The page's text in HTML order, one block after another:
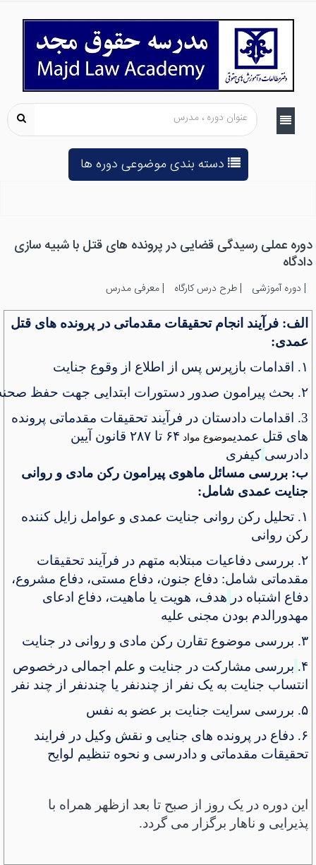
دوره عملی رسیدگی قضایی در پرونده های قتل با شبیه سازی
دادگاه
| دوره آموزشی | طرح درس کارگاه | معرفی مدرس
الف: فرآیند انجام تحقیقات مقدماتی در پرونده های قتل
عمدی:
۱.
اقدامات بازپرس پس از اطلاع از وقوع جنایت
۲. بحث پیرامون صدور دستورات ابتدایی جهت حفظ
3
. اقدامات دادستان در فرآیند تحقیقات مقدماتی پرونده
های قتل عمدیموضوع مواد ۶۴ تا ۲۸۷ قانون آیین
دادرسی کیفری
ب: بررسی مسائل ماهوی پیرامون رکن مادی و روانی
جنایت عمدی شامل:
۱. تحلیل رکن روانی جنایت عمدی و عوامل زایل کننده
رکن روانی
۲. بررسی دفاعیات مبتلابه متهم در فرآیند تحقیقات
مقدماتی شامل: دفاع جنون، دفاع مستی، دفاع مشروع،
دفاع اشتباه در هدف، هویت یا ماهیت، دفاع ادعای
مهدورالدم بودن مجنی علیه
۳. بررسی موضوع تقارن رکن مادی و روانی در جنایت
۴. بررسی مشارکت در جنایت و علم اجمالی درخصوص
انتساب جنایت به یک نفر از چندنفر یا چندنفر از چند نفر
۵. بررسی سرایت جنایت بر عضو به نفس
۶. دفاع در پرونده های جنایی و نقش وکیل در فرایند
تحقیقات مقدماتی و دادرسی و نحوه تنظیم لوایح
این دوره در یک روز از صبح تا بعد ازظهر همراه با
پذیرایی و ناهار برگزار می گردد.